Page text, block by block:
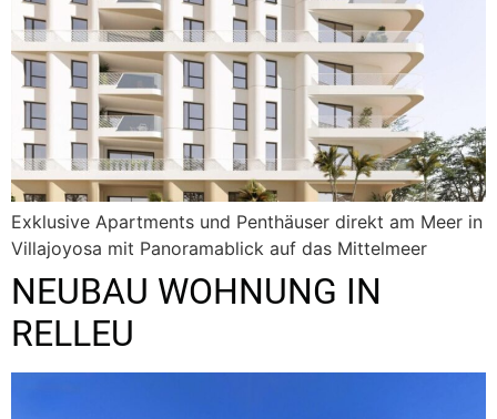
Exklusive Apartments und Penthäuser direkt am Meer in
Villajoyosa mit Panoramablick auf das Mittelmeer
NEUBAU WOHNUNG IN
RELLEU